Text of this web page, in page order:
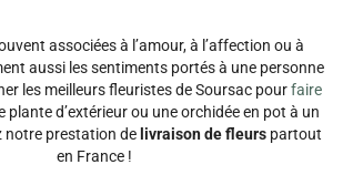
associées à l’amour, à l’affection ou à
aussi les sentiments portés à une personne
les meilleurs fleuristes de Soursac pourfaire
plante d’extérieur ou une orchidée en pot à un
notre prestation de livraison de fleurspartout
en France !